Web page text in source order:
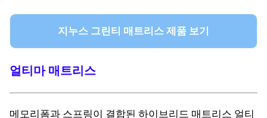
지누스 그린티 매트리스 제품 보기
얼티마 매트리스
메모리폼과 스프링이 결합된 하이브리드 매트리스 얼티